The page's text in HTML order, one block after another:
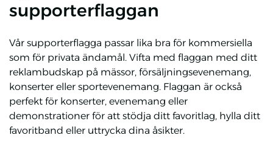
supporterflaggan
Vår supporterflagga passar lika bra för kommersiella
som för privata ändamål. Vifta med flaggan med ditt
reklambudskap på mässor, försäljningsevenemang,
konserter eller sportevenemang. Flaggan är också
perfekt för konserter, evenemang eller
demonstrationer för att stödja ditt favoritlag, hylla ditt
favoritband eller uttrycka dina åsikter.